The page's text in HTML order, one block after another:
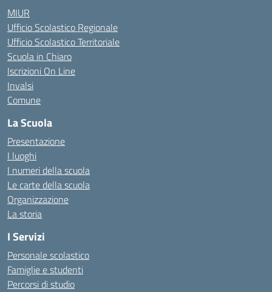
MIUR
Ufficio Scolastico Regionale
Ufficio Scolastico Territoriale
Scuola in Chiaro
Iscrizioni On Line
Invalsi
Comune
La Scuola
Presentazione
I luoghi
I numeri della scuola
Le carte della scuola
Organizzazione
La storia
I Servizi
Personale scolastico
Famiglie e studenti
Percorsi di studio